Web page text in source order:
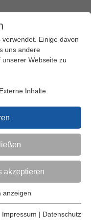
Einige davon
uns andere
Webseite zu
Externe Inhalte
akzeptieren
Funktionen der
anzeigen
Impressum | Datenschutz